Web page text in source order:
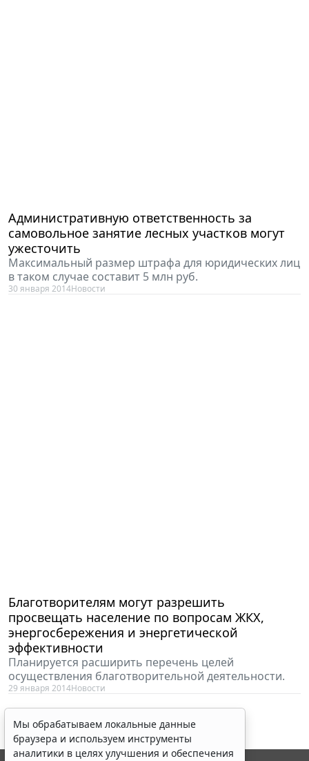
Административную ответственность за
самовольное занятие лесных участков могут
ужесточить
Максимальный размер штрафа для юридических лиц
в таком случае составит 5 млн руб.
30 января 2014Новости
Благотворителям могут разрешить
просвещать население по вопросам ЖКХ,
энергосбережения и энергетической
эффективности
Планируется расширить перечень целей
осуществления благотворительной деятельности.
29 января 2014Новости
Мы обрабатываем локальные данные
браузера и используем инструменты
аналитики в целях улучшения и обеспечения